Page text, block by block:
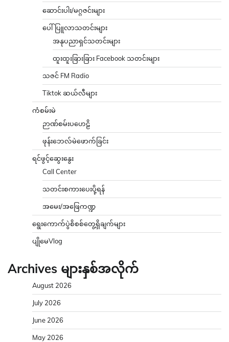
ဆောင်းပါး/မဂ္ဂဇင်းများ
ပေါ်ပြူလာသတင်းများ
အနုပညာရှင်သတင်းများ
ထူးထူးခြားခြား Facebook သတင်းများ
သဇင် FM Radio
Tiktok ဆယ်လီများ
ကံစမ်းမဲ
ဉာဏ်စမ်းပဟေဠိ
ဖုန်းဘေလ်မဲဖောက်ခြင်း
ရင်ဖွင့်ဆွေးနွေး
Call Center
သတင်းစကားပေးပို့ရန်
အမေး/အဖြေကဏ္ဍ
ရွေးကောက်ပွဲစိစစ်တွေ့ရှိချက်များ
ပျိုမေVlog
Archives များနှစ်အလိုက်
August 2026
July 2026
June 2026
May 2026